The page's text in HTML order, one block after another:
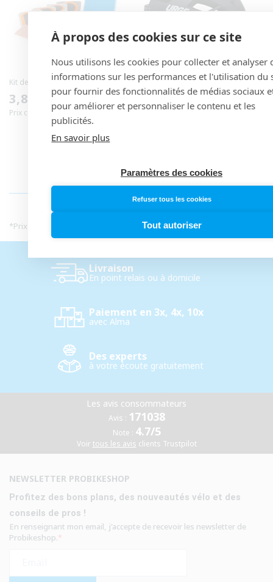
Kit de Réparation PARK TOOL VP-1
Prix
habituel
3,89 €
Prix conseillé* : 3,95 €
Casque Route URGE PAPINGO
Noir
Prix
59,99 €
INFORMATIONS PRIX
*Prix de vente conseillé fournisseur en Septembre 2025
Livraison
En point relais ou à domicile
Paiement en 3x, 4x, 10x
avec Alma
Des experts
à votre écoute gratuitement
Les avis consommateurs
Avis : 171038
Note : 4.7/5
Voir tous les avis clients Trustpilot
NEWSLETTER PROBIKESHOP
Profitez des bons plans, des nouveautés vélo et des
conseils de pros !
En renseignant mon email, j'accepte de recevoir les newsletter de
Probikeshop.
À propos des cookies sur ce site
Nous utilisons les cookies pour collecter et analyser
informations sur les performances et l'utilisation du
pour fournir des fonctionnalités de médias sociaux
pour améliorer et personnaliser le contenu et les
publicités.
En savoir plus
Paramètres des cookies
Refuser tous les cookies
Tout autoriser